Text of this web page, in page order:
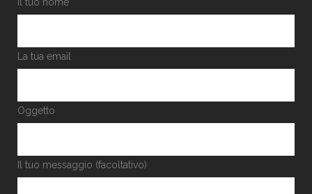
La tua email
Oggetto
Il tuo messaggio (facoltativo)